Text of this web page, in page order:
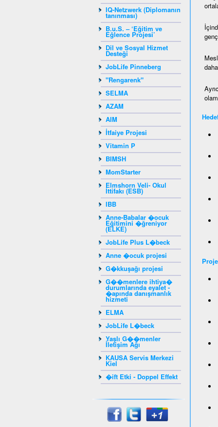
IQ-Netzwerk (Diplomanın
tanınması)
B.u.S. – ‘Eğitim ve
Eğlence Projesi’
Dil ve Sosyal Hizmet
Desteği
JobLife Pinneberg
"Rengarenk"
SELMA
AZAM
AIM
İtfaiye Projesi
Vitamin P
BIMSH
MomStarter
Elmshorn Veli- Okul
İttifakı (ESB)
IBB
Anne-Babalar �ocuk
Eğitimini �ğreniyor
(ELKE)
JobLife Plus L�beck
Anne �ocuk projesi
G�kkuşağı projesi
G��menlere ihtiya�
durumlarında eyalet -
�apında danışmanlık
hizmeti
ELMA
JobLife L�beck
Yaşlı G��menler
İletişim Ağı
KAUSA Servis Merkezi
Kiel
�ift Etki - Doppel Effekt